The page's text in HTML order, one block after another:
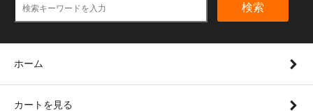
検索
ホーム
カートを見る